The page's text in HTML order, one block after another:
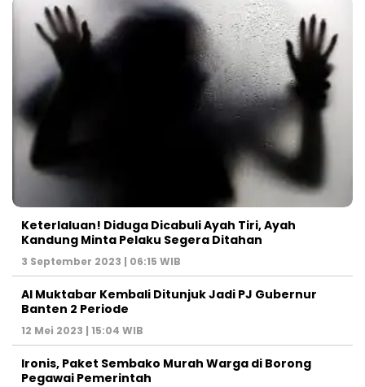
Keterlaluan! Diduga Dicabuli Ayah Tiri, Ayah
Kandung Minta Pelaku Segera Ditahan
3 September 2023 | 06:15 WIB
Al Muktabar Kembali Ditunjuk Jadi PJ Gubernur
Banten 2 Periode
12 Mei 2023 | 15:04 WIB
Ironis, Paket Sembako Murah Warga di Borong
Pegawai Pemerintah